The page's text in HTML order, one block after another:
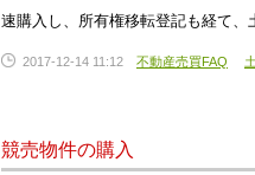
速購入し、所有権移転登記も経て
2017-12-14 11:12 不動産売買FAQ
競売物件の購入